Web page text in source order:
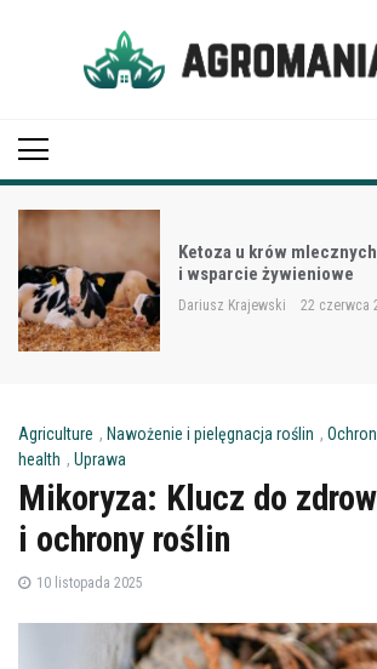
Ketoza u krów
i wsparcie żywieniowe
Dariusz Krajewski 22 czerwca
Agriculture , Nawożenie i pielęgnacja roślin ,
health , Uprawa
Mikoryza: Klucz do
i ochrony roślin
10 listopada 2025